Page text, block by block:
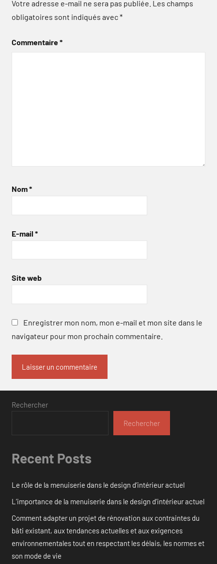
Votre adresse e-mail ne sera pas publiée. Les champs
obligatoires sont indiqués avec*
Commentaire*
Nom*
E-mail *
Site web
Enregistrer mon nom, mon e-mail et mon site dans le
navigateur pour mon prochain commentaire.
Rechercher
Rechercher
Recent Posts
Le rôle de la menuiserie dans le design d’intérieur actuel
L’importance de la menuiserie dans le design d’intérieur actuel
Comment adapter un projet de rénovation aux contraintes du
bâti existant, aux tendances actuelles et aux exigences
environnementales tout en respectant les délais, les normes et
son mode de vie